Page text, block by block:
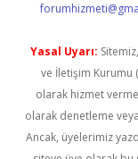
Yasal Uyarı:
ve İletişim Kurumu
olarak hizmet
olarak denetleme
Ancak, üyelerimiz